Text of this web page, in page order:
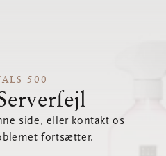
500
side, eller kontakt os
fortsætter.